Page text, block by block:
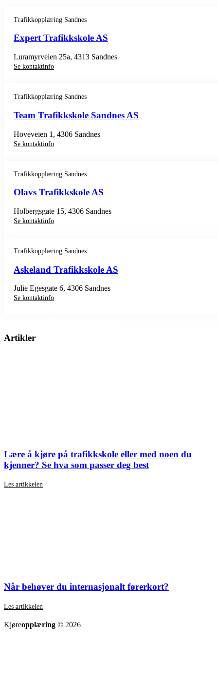
Trafikkopplæring Sandnes
Expert Trafikkskole AS
Luramyrveien 25a, 4313 Sandnes
Se kontaktinfo
Trafikkopplæring Sandnes
Team Trafikkskole Sandnes AS
Hoveveien 1, 4306 Sandnes
Se kontaktinfo
Trafikkopplæring Sandnes
Olavs Trafikkskole AS
Holbergsgate 15, 4306 Sandnes
Se kontaktinfo
Trafikkopplæring Sandnes
Askeland Trafikkskole AS
Julie Egesgate 6, 4306 Sandnes
Se kontaktinfo
Artikler
Lære å kjøre på trafikkskole eller med noen du
kjenner? Se hva som passer deg best
Les artikkelen
Når behøver du internasjonalt førerkort?
Les artikkelen
Kjøreopplæring © 2026